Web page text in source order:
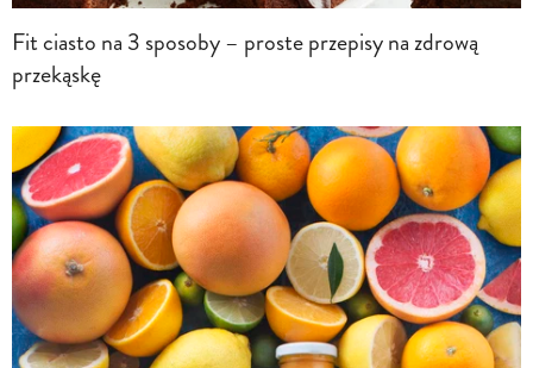
Fit ciasto na 3 sposoby – proste przepisy na zdrową
przekąskę